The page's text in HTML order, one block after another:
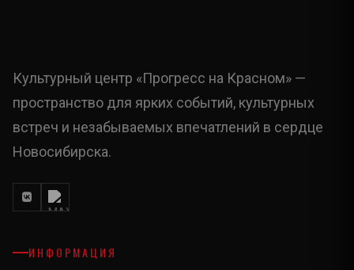
Культурный центр «Прогресс на Красном» —
пространство для ярких событий, культурных
встреч и незабываемых впечатлений в сердце
Новосибирска.
ИНФОРМАЦИЯ